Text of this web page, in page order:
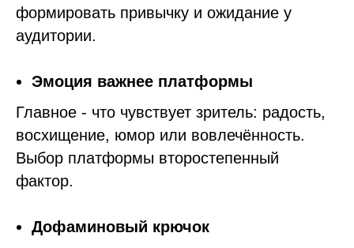
формировать привычку и ожидание у
аудитории.
Эмоция важнее платформы
Главное - что чувствует зритель: радость,
восхищение, юмор или вовлечённость.
Выбор платформы второстепенный
фактор.
Дофаминовый крючок